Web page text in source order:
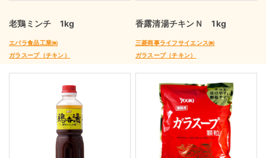
老鶏ミンチ 1kg
エバラ食品工業㈱
ガラスープ（チキン）
香露清湯チキンＮ 1kg
三菱商事ライフサイエンス㈱
ガラスープ（チキン）